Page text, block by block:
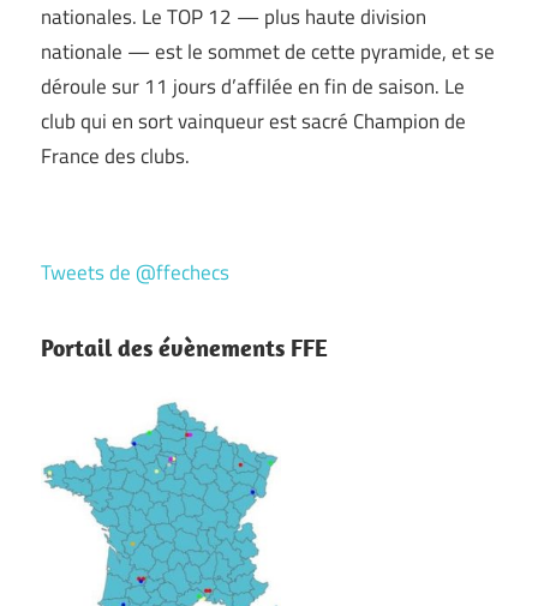
nationales. Le TOP 12 — plus haute division
nationale — est le sommet de cette pyramide, et se
déroule sur 11 jours d’affilée en fin de saison. Le
club qui en sort vainqueur est sacré Champion de
France des clubs.
Tweets de @ffechecs
Portail des évènements FFE